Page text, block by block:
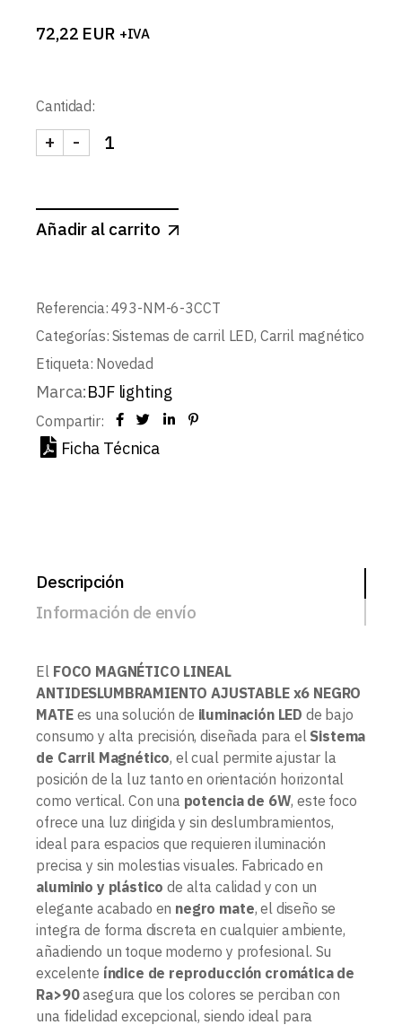
72,22 EUR +IVA
Cantidad:
FOCO CARRIL MAGNETICO LINEAL
-
+
Añadir al carrito
Referencia: 493-NM-6-3CCT
Categorías: Sistemas de carril LED, Carril magnético
Etiqueta: Novedad
Marca:BJF lighting
Compartir:
Ficha Técnica
Descripción
Información de envío
El FOCO MAGNÉTICO LINEAL
ANTIDESLUMBRAMIENTO AJUSTABLE x6 NEGRO
MATEes una solución de iluminación LED de bajo
consumo y alta precisión, diseñada para el Sistema
de Carril Magnético, el cual permite ajustar la
posición de la luz tanto en orientación horizontal
como vertical. Con una potencia de 6W, este foco
ofrece una luz dirigida y sin deslumbramientos,
ideal para espacios que requieren iluminación
precisa y sin molestias visuales. Fabricado en
aluminio y plástico de alta calidad y con un
elegante acabado en negro mate, el diseño se
integra de forma discreta en cualquier ambiente,
añadiendo un toque moderno y profesional. Su
excelente índice de reproducción cromática de
Ra>90asegura que los colores se perciban con
una fidelidad excepcional, siendo ideal para